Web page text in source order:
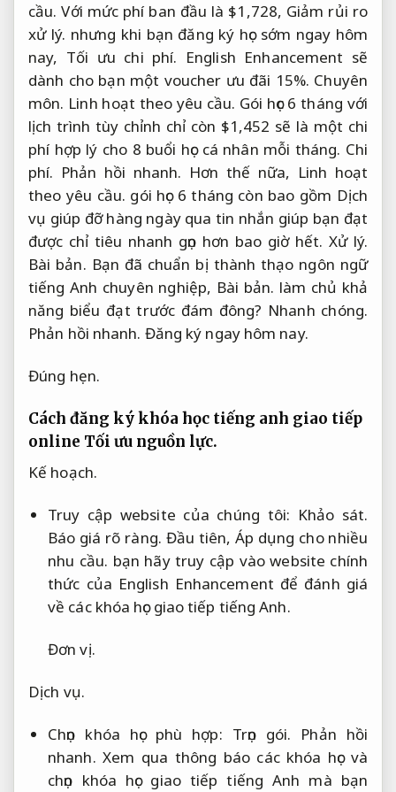
cầu. Với mức phí ban đầu là $1,728, Giảm rủi ro
xử lý. nhưng khi bạn đăng ký học sớm ngay hôm
nay, Tối ưu chi phí. English Enhancement sẽ
dành cho bạn một voucher ưu đãi 15%. Chuyên
môn. Linh hoạt theo yêu cầu. Gói học 6 tháng với
lịch trình tùy chỉnh chỉ còn $1,452 sẽ là một chi
phí hợp lý cho 8 buổi học cá nhân mỗi tháng. Chi
phí. Phản hồi nhanh. Hơn thế nữa, Linh hoạt
theo yêu cầu. gói học 6 tháng còn bao gồm Dịch
vụ giúp đỡ hàng ngày qua tin nhắn giúp bạn đạt
được chỉ tiêu nhanh gọn hơn bao giờ hết. Xử lý.
Bài bản. Bạn đã chuẩn bị thành thạo ngôn ngữ
tiếng Anh chuyên nghiệp, Bài bản. làm chủ khả
năng biểu đạt trước đám đông? Nhanh chóng.
Phản hồi nhanh. Đăng ký ngay hôm nay.
Đúng hẹn.
Cách đăng ký khóa học tiếng anh giao tiếp
online Tối ưu nguồn lực.
Kế hoạch.
Truy cập website của chúng tôi: Khảo sát.
Báo giá rõ ràng. Đầu tiên,Áp dụng cho nhiều
nhu cầu. bạn hãy truy cập vào website chính
thức của English Enhancement để đánh giá
về các khóa học giao tiếp tiếng Anh.
Đơn vị.
Dịch vụ.
Chọn khóa học phù hợp: Trọn gói.
Phản hồi
nhanh. Xem qua thông báo các khóa học và
chọn khóa học giao tiếp tiếng Anh mà bạn